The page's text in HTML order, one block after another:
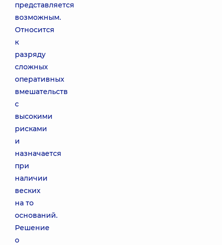
представляется
возможным.
Относится
к
разряду
сложных
оперативных
вмешательств
с
высокими
рисками
и
назначается
при
наличии
веских
на то
оснований.
Решение
о